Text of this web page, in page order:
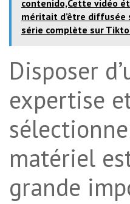
contenido,Cette vidéo
méritait d’être diffusée
série complète sur
Disposer
expertise
matériel
grande